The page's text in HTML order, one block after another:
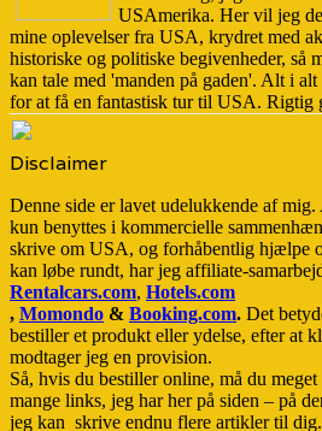
USAmerika. Her vil jeg
mine oplevelser fra USA, krydret med
historiske og politiske begivenheder, så
kan tale med 'manden på gaden'. Alt i
for at få en fantastisk tur til USA. Rigtig
Disclaimer
Denne side er lavet udelukkende af
kun benyttes i kommercielle
skrive om USA, og forhåbentlig hjælpe
kan løbe rundt, har jeg affiliate-
Rentalcars.com, Hotels.com
, Momondo & Booking.com. Det
bestiller et produkt eller ydelse, efter at
modtager jeg en provision.
Så, hvis du bestiller online, må du
mange links, jeg har her på siden – på
jeg kan skrive endnu flere artikler til